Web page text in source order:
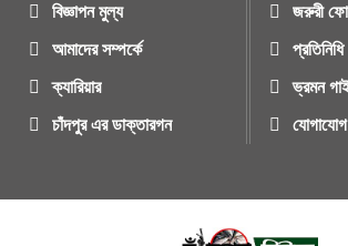
বিজ্ঞাপন মুল্য
আমাদের সম্পর্কে
ক্যারিয়ার
চাঁদপুর এর ডাক্তারগন
জরুরী
প্রতিনিধি
ভ্রমন
যোগাযোগ